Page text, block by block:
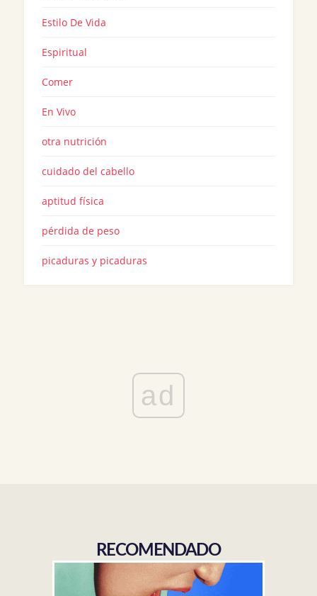
Estilo De Vida
Espiritual
Comer
En Vivo
otra nutrición
cuidado del cabello
aptitud física
pérdida de peso
picaduras y picaduras
ad
RECOMENDADO